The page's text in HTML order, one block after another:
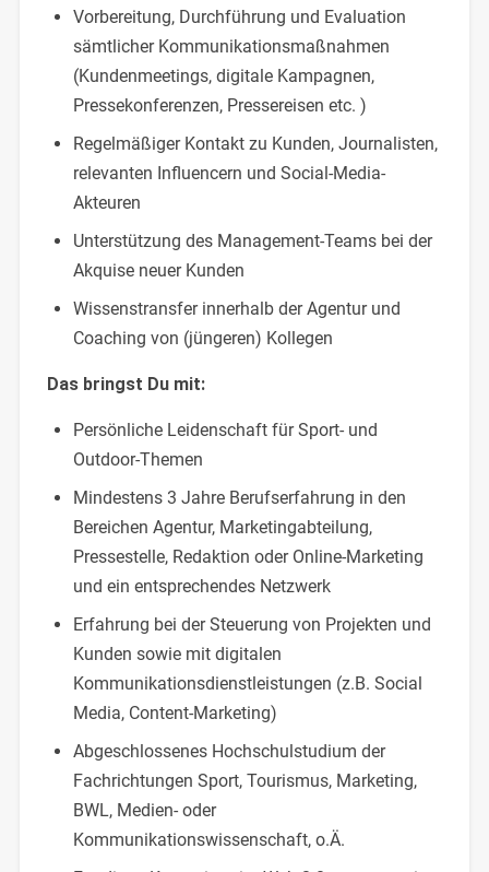
Vorbereitung, Durchführung und Evaluation
sämtlicher Kommunikationsmaßnahmen
(Kundenmeetings, digitale Kampagnen,
Pressekonferenzen, Pressereisen etc. )
Regelmäßiger Kontakt zu Kunden, Journalisten,
relevanten Influencern und Social-Media-
Akteuren
Unterstützung des Management-Teams bei der
Akquise neuer Kunden
Wissenstransfer innerhalb der Agentur und
Coaching von (jüngeren) Kollegen
Das bringst Du mit:
Persönliche Leidenschaft für Sport- und
Outdoor-Themen
Mindestens 3 Jahre Berufserfahrung in den
Bereichen Agentur, Marketingabteilung,
Pressestelle, Redaktion oder Online-Marketing
und ein entsprechendes Netzwerk
Erfahrung bei der Steuerung von Projekten und
Kunden sowie mit digitalen
Kommunikationsdienstleistungen (z.B. Social
Media, Content-Marketing)
Abgeschlossenes Hochschulstudium der
Fachrichtungen Sport, Tourismus, Marketing,
BWL, Medien- oder
Kommunikationswissenschaft, o.Ä.